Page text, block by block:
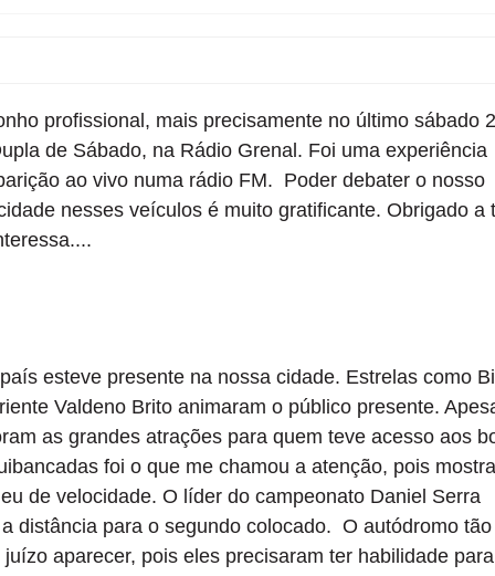
profissional, mais precisamente no último sábado
de Sábado, na Rádio Grenal. Foi uma experiência
ao vivo numa rádio FM. Poder debater o nosso
nesses veículos é muito gratificante. Obrigado a
esteve presente na nossa cidade. Estrelas como
Valdeno Brito animaram o público presente.
as grandes atrações para quem teve acesso aos
foi o que me chamou a atenção, pois
de velocidade. O líder do campeonato Daniel Serra
distância para o segundo colocado. O autódromo tão
aparecer, pois eles precisaram ter habilidade para